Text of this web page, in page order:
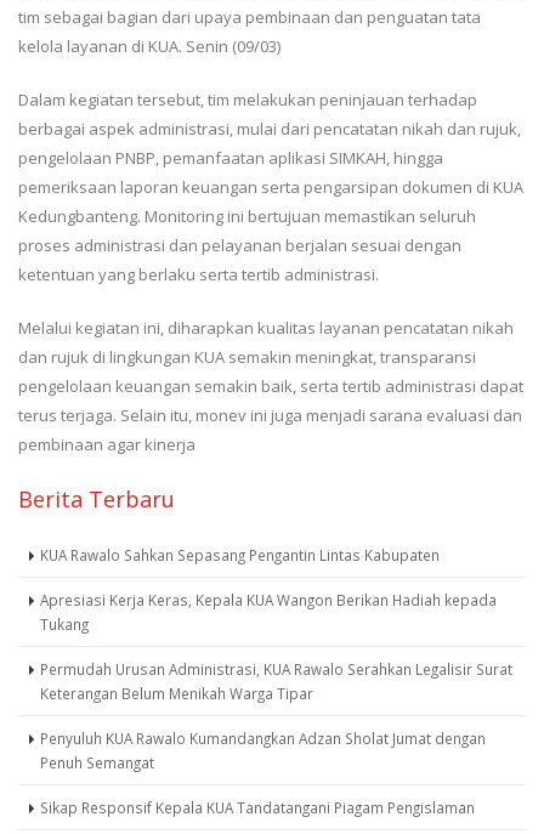
tim sebagai bagian dari upaya pembinaan dan penguatan tata
kelola layanan di KUA. Senin (09/03)
Dalam kegiatan tersebut, tim melakukan peninjauan terhadap
berbagai aspek administrasi, mulai dari pencatatan nikah dan rujuk,
pengelolaan PNBP, pemanfaatan aplikasi SIMKAH, hingga
pemeriksaan laporan keuangan serta pengarsipan dokumen di KUA
Kedungbanteng. Monitoring ini bertujuan memastikan seluruh
proses administrasi dan pelayanan berjalan sesuai dengan
ketentuan yang berlaku serta tertib administrasi.
Melalui kegiatan ini, diharapkan kualitas layanan pencatatan nikah
dan rujuk di lingkungan KUA semakin meningkat, transparansi
pengelolaan keuangan semakin baik, serta tertib administrasi dapat
terus terjaga. Selain itu, monev ini juga menjadi sarana evaluasi dan
pembinaan agar kinerja
Berita Terbaru
KUA Rawalo Sahkan Sepasang Pengantin Lintas Kabupaten
Apresiasi Kerja Keras, Kepala KUA Wangon Berikan Hadiah kepada
Tukang
Permudah Urusan Administrasi, KUA Rawalo Serahkan Legalisir Surat
Keterangan Belum Menikah Warga Tipar
Penyuluh KUA Rawalo Kumandangkan Adzan Sholat Jumat dengan
Penuh Semangat
Sikap Responsif Kepala KUA Tandatangani Piagam Pengislaman